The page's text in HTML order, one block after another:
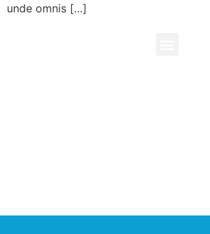
unde omnis […]